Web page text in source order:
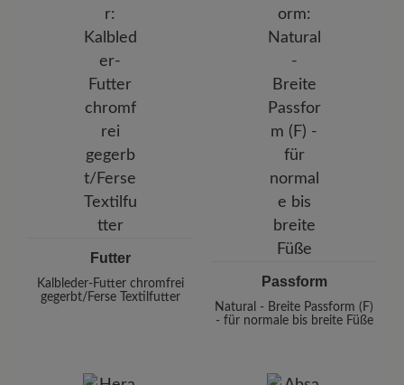
Futter
Kalbleder-Futter chromfrei
gegerbt/Ferse Textilfutter
Passform
Natural - Breite Passform (F)
- für normale bis breite Füße